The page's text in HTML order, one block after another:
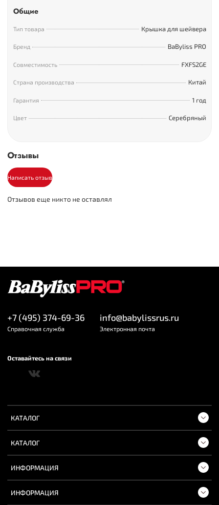
Общие
Тип товара Крышка для шейвера
Бренд BaByliss PRO
Совместимость FXFS2GE
Страна производства Китай
Гарантия 1 год
Цвет Серебряный
Отзывы
Написать отзыв
Отзывов еще никто не оставлял
КАТАЛОГ
КАТАЛОГ
ИНФОРМАЦИЯ
ИНФОРМАЦИЯ
+7 (495) 374-69-36
Cправочная служба
info@babylissrus.ru
Электронная почта
Оставайтесь на связи